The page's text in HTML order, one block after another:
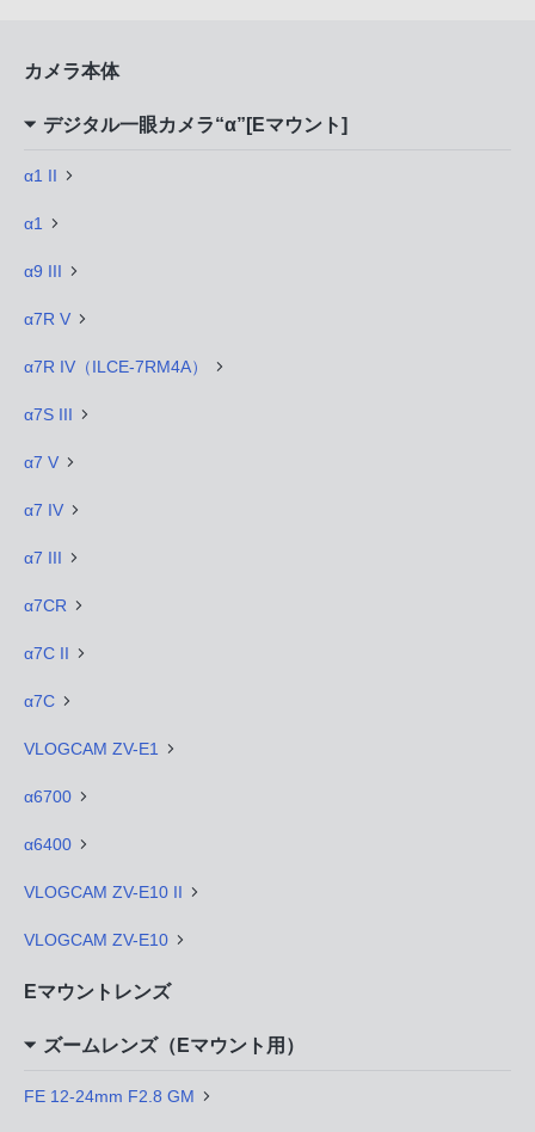
カメラ本体
デジタル一眼カメラ“α”[Eマウント]
α1 II
α1
α9 III
α7R V
α7R IV（ILCE-7RM4A）
α7S III
α7 V
α7 IV
α7 III
α7CR
α7C II
α7C
VLOGCAM ZV-E1
α6700
α6400
VLOGCAM ZV-E10 II
VLOGCAM ZV-E10
Eマウントレンズ
ズームレンズ（Eマウント用）
FE 12-24mm F2.8 GM